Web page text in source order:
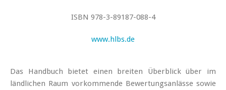
ISBN 978-3-89187-088-4
www.hlbs.de
Das Handbuch bietet einen breiten Überblick über im
ländlichen Raum vorkommende Bewertungsanlässe sowie